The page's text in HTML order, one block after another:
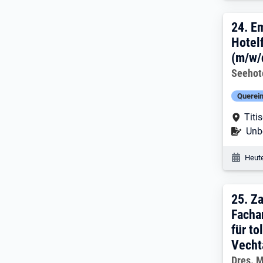
24.
24.
(m/
25.
25.
für
Dres.